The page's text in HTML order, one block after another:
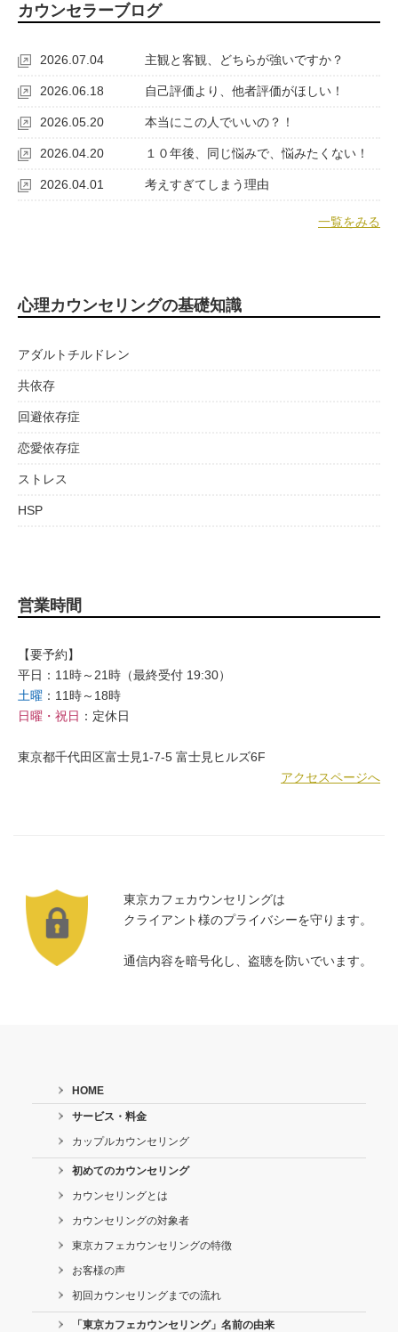
カウンセラーブログ
2026.07.04 主観と客観、どちらが強いですか？
2026.06.18 自己評価より、他者評価がほしい！
2026.05.20 本当にこの人でいいの？！
2026.04.20 １０年後、同じ悩みで、悩みたくない！
2026.04.01 考えすぎてしまう理由
一覧をみる
心理カウンセリングの基礎知識
アダルトチルドレン
共依存
回避依存症
恋愛依存症
ストレス
HSP
営業時間
【要予約】
平日：11時～21時（最終受付 19:30）
土曜 ：11時～18時
日曜・祝日 ：定休日
東京都千代田区富士見1-7-5 富士見ヒルズ6F
アクセスページへ
東京カフェカウンセリングは
クライアント様のプライバシーを守ります。
通信内容を暗号化し、盗聴を防いでいます。
HOME
サービス・料金
カップルカウンセリング
初めてのカウンセリング
カウンセリングとは
カウンセリングの対象者
東京カフェカウンセリングの特徴
お客様の声
初回カウンセリングまでの流れ
「東京カフェカウンセリング」名前の由来